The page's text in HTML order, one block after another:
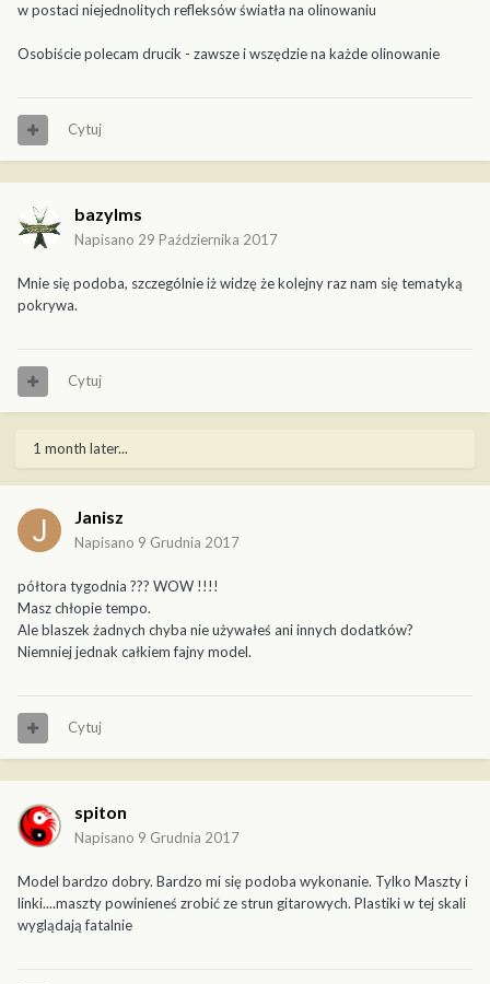
w postaci niejednolitych refleksów światła na olinowaniu
Osobiście polecam drucik - zawsze i wszędzie na każde olinowanie
Cytuj
bazylms
Napisano 29 Października 2017
Mnie się podoba, szczególnie iż widzę że kolejny raz nam się tematyką
pokrywa.
Cytuj
1 month later...
Janisz
Napisano 9 Grudnia 2017
półtora tygodnia ??? WOW !!!!
Masz chłopie tempo.
Ale blaszek żadnych chyba nie używałeś ani innych dodatków?
Niemniej jednak całkiem fajny model.
Cytuj
spiton
Napisano 9 Grudnia 2017
Model bardzo dobry. Bardzo mi się podoba wykonanie. Tylko Maszty i
linki....maszty powinieneś zrobić ze strun gitarowych. Plastiki w tej skali
wyglądają fatalnie